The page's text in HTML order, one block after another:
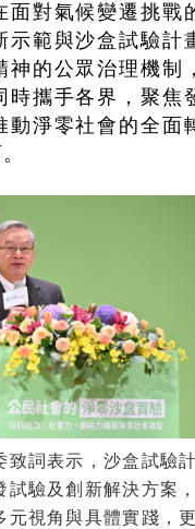
面對氣候變遷挑戰
示範與沙盒試驗計
神的公眾治理機制
時攜手各界，聚焦
動淨零社會的全面
致詞表示，沙盒試驗
試驗及創新解決方案
元視角與具體實踐，